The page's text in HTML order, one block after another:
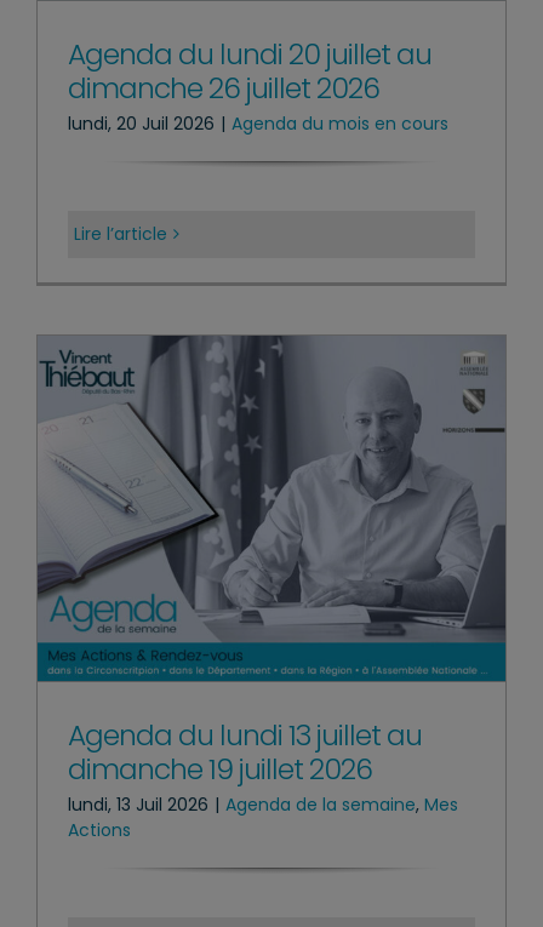
Agenda du lundi 20 juillet au
dimanche 26 juillet 2026
lundi, 20 Juil 2026 | Agenda du mois en cours
Lire l’article
Agenda du lundi 13 juillet au
dimanche 19 juillet 2026
lundi, 13 Juil 2026 | Agenda de la semaine, Mes
Actions